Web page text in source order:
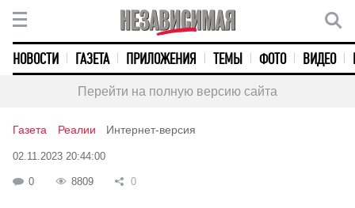
НОВОСТИ ГАЗЕТА ПРИЛОЖЕНИЯ ТЕМЫ ФОТО ВИДЕО
Перейти на полную версию сайта
Газета Реалии Интернет-версия
02.11.2023 20:44:00
0 8809 0